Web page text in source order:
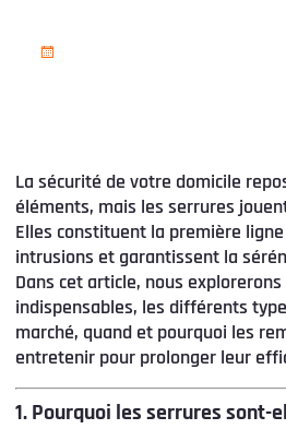
La sécurité de votre domicile
éléments, mais les serrures
Elles constituent la première
intrusions et garantissent la
Dans cet article, nous
indispensables, les différents
marché, quand et pourquoi les
entretenir pour prolonger leur
1. Pourquoi les serrures sont-